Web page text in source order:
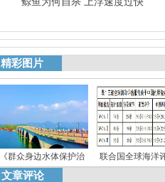
精彩图片
《群众身边水体保护治 联合国全球海洋
文章评论